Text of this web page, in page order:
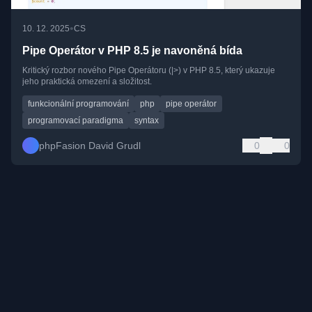
10. 12. 2025•CS
Pipe Operátor v PHP 8.5 je navoněná bída
Kritický rozbor nového Pipe Operátoru (|>) v PHP 8.5, který ukazuje
jeho praktická omezení a složitost.
funkcionální programování php
pipe operátor
programovací paradigma
syntax
phpFasion David Grudl 0 0